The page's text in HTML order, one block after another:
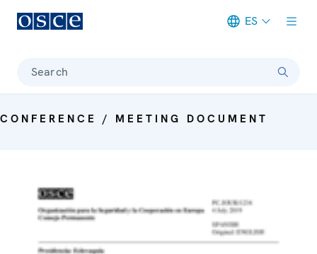
ES
Search
CONFERENCE / MEETING DOCUMENT